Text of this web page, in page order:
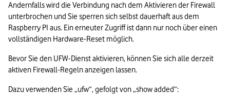
Andernfalls wird die Verbindung nach dem Aktivieren der Firewall
unterbrochen und Sie sperren sich selbst dauerhaft aus dem
Raspberry PI aus. Ein erneuter Zugriff ist dann nur noch über einen
vollständigen Hardware-Reset möglich.
Bevor Sie den UFW-Dienst aktivieren, können Sie sich alle derzeit
aktiven Firewall-Regeln anzeigen lassen.
Dazu verwenden Sie „ufw“, gefolgt von „show added“: